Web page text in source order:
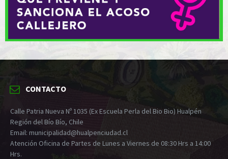
CONTACTO
Calle Patria Nueva Nº 1035 (Ex Escuela Perla del Bio Bio) Hualpén
Región del Bío Bío, Chile
Email: municipalidad@hualpenciudad.cl
Atención Oficina de Partes de Lunes a Viernes de 08:30 Hrs a 14:00
Hrs.